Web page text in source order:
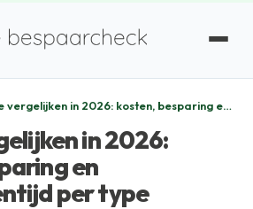
Isolatie vergelijken in 2026: kosten, besparing en terugverdientijd per type
in 2026:
en
per type